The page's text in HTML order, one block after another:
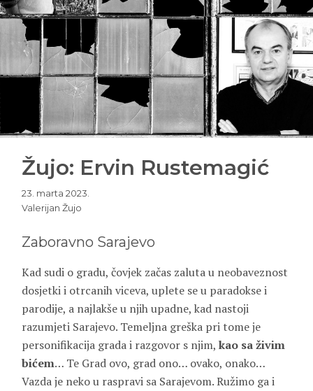
Žujo: Ervin Rustemagić
23. marta 2023.
Valerijan Žujo
Zaboravno Sarajevo
Kad sudi o gradu, čovjek začas zaluta u neobaveznost
dosjetki i otrcanih viceva, uplete se u paradokse i
parodije, a najlakše u njih upadne, kad nastoji
razumjeti Sarajevo. Temeljna greška pri tome je
personifikacija grada i razgovor s njim, kao sa živim
bićem… Te Grad ovo, grad ono… ovako, onako…
Vazda je neko u raspravi sa Sarajevom. Ružimo ga i